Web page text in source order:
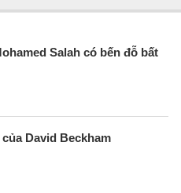
Salah có bến đỗ bất
David Beckham